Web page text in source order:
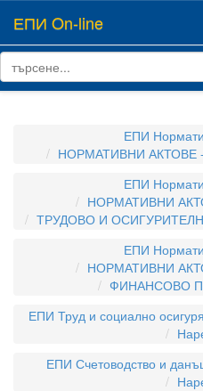
ЕПИ On-line
ЕПИ
НОРМАТИВНИ АКТОВЕ
ЕПИ
НОРМАТИВНИ
ТРУДОВО И
ЕПИ
НОРМАТИВНИ
ФИНАНСОВО
ЕПИ Труд и социално
ЕПИ Счетоводство и